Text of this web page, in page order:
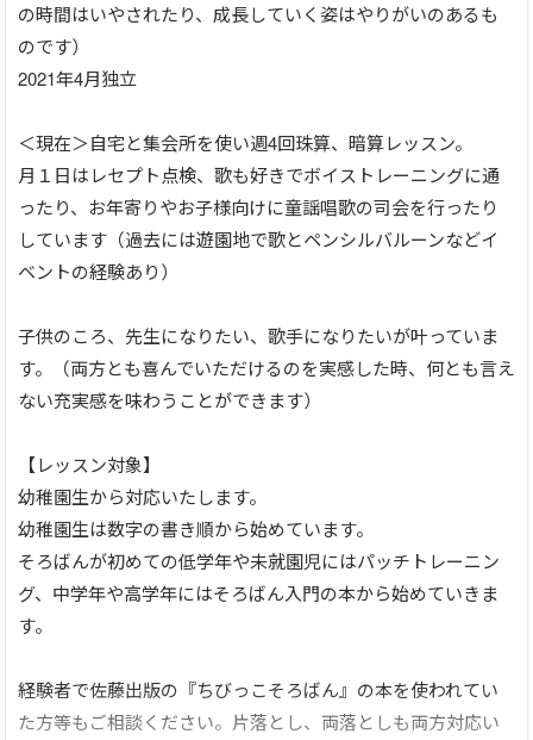
の時間はいやされたり、成長していく姿はやりがいのあるも
のです）
2021年4月独立
＜現在＞自宅と集会所を使い週4回珠算、暗算レッスン。
月１日はレセプト点検、歌も好きでボイストレーニングに通
ったり、お年寄りやお子様向けに童謡唱歌の司会を行ったり
しています（過去には遊園地で歌とペンシルバルーンなどイ
ベントの経験あり）
子供のころ、先生になりたい、歌手になりたいが叶っていま
す。（両方とも喜んでいただけるのを実感した時、何とも言え
ない充実感を味わうことができます）
【レッスン対象】
幼稚園生から対応いたします。
幼稚園生は数字の書き順から始めています。
そろばんが初めての低学年や未就園児にはパッチトレーニン
グ、中学年や高学年にはそろばん入門の本から始めていきま
す。
経験者で佐藤出版の『ちびっこそろばん』の本を使われてい
た方等もご相談ください。片落とし、両落としも両方対応い